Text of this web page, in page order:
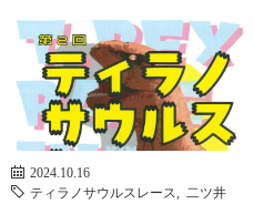
2024.10.16
ティラノサウルスレース
二ツ井